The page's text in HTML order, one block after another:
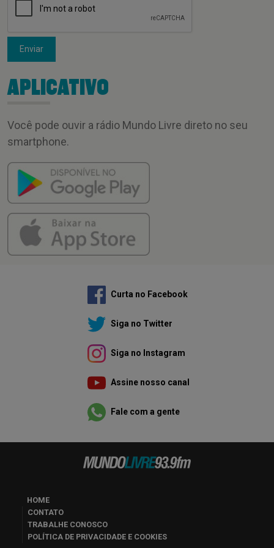
Enviar
APLICATIVO
Você pode ouvir a rádio Mundo Livre direto no seu
smartphone.
Curta no Facebook
Siga no Twitter
Siga no Instagram
Assine nosso canal
Fale com a gente
HOME
CONTATO
TRABALHE CONOSCO
POLÍTICA DE PRIVACIDADE E COOKIES